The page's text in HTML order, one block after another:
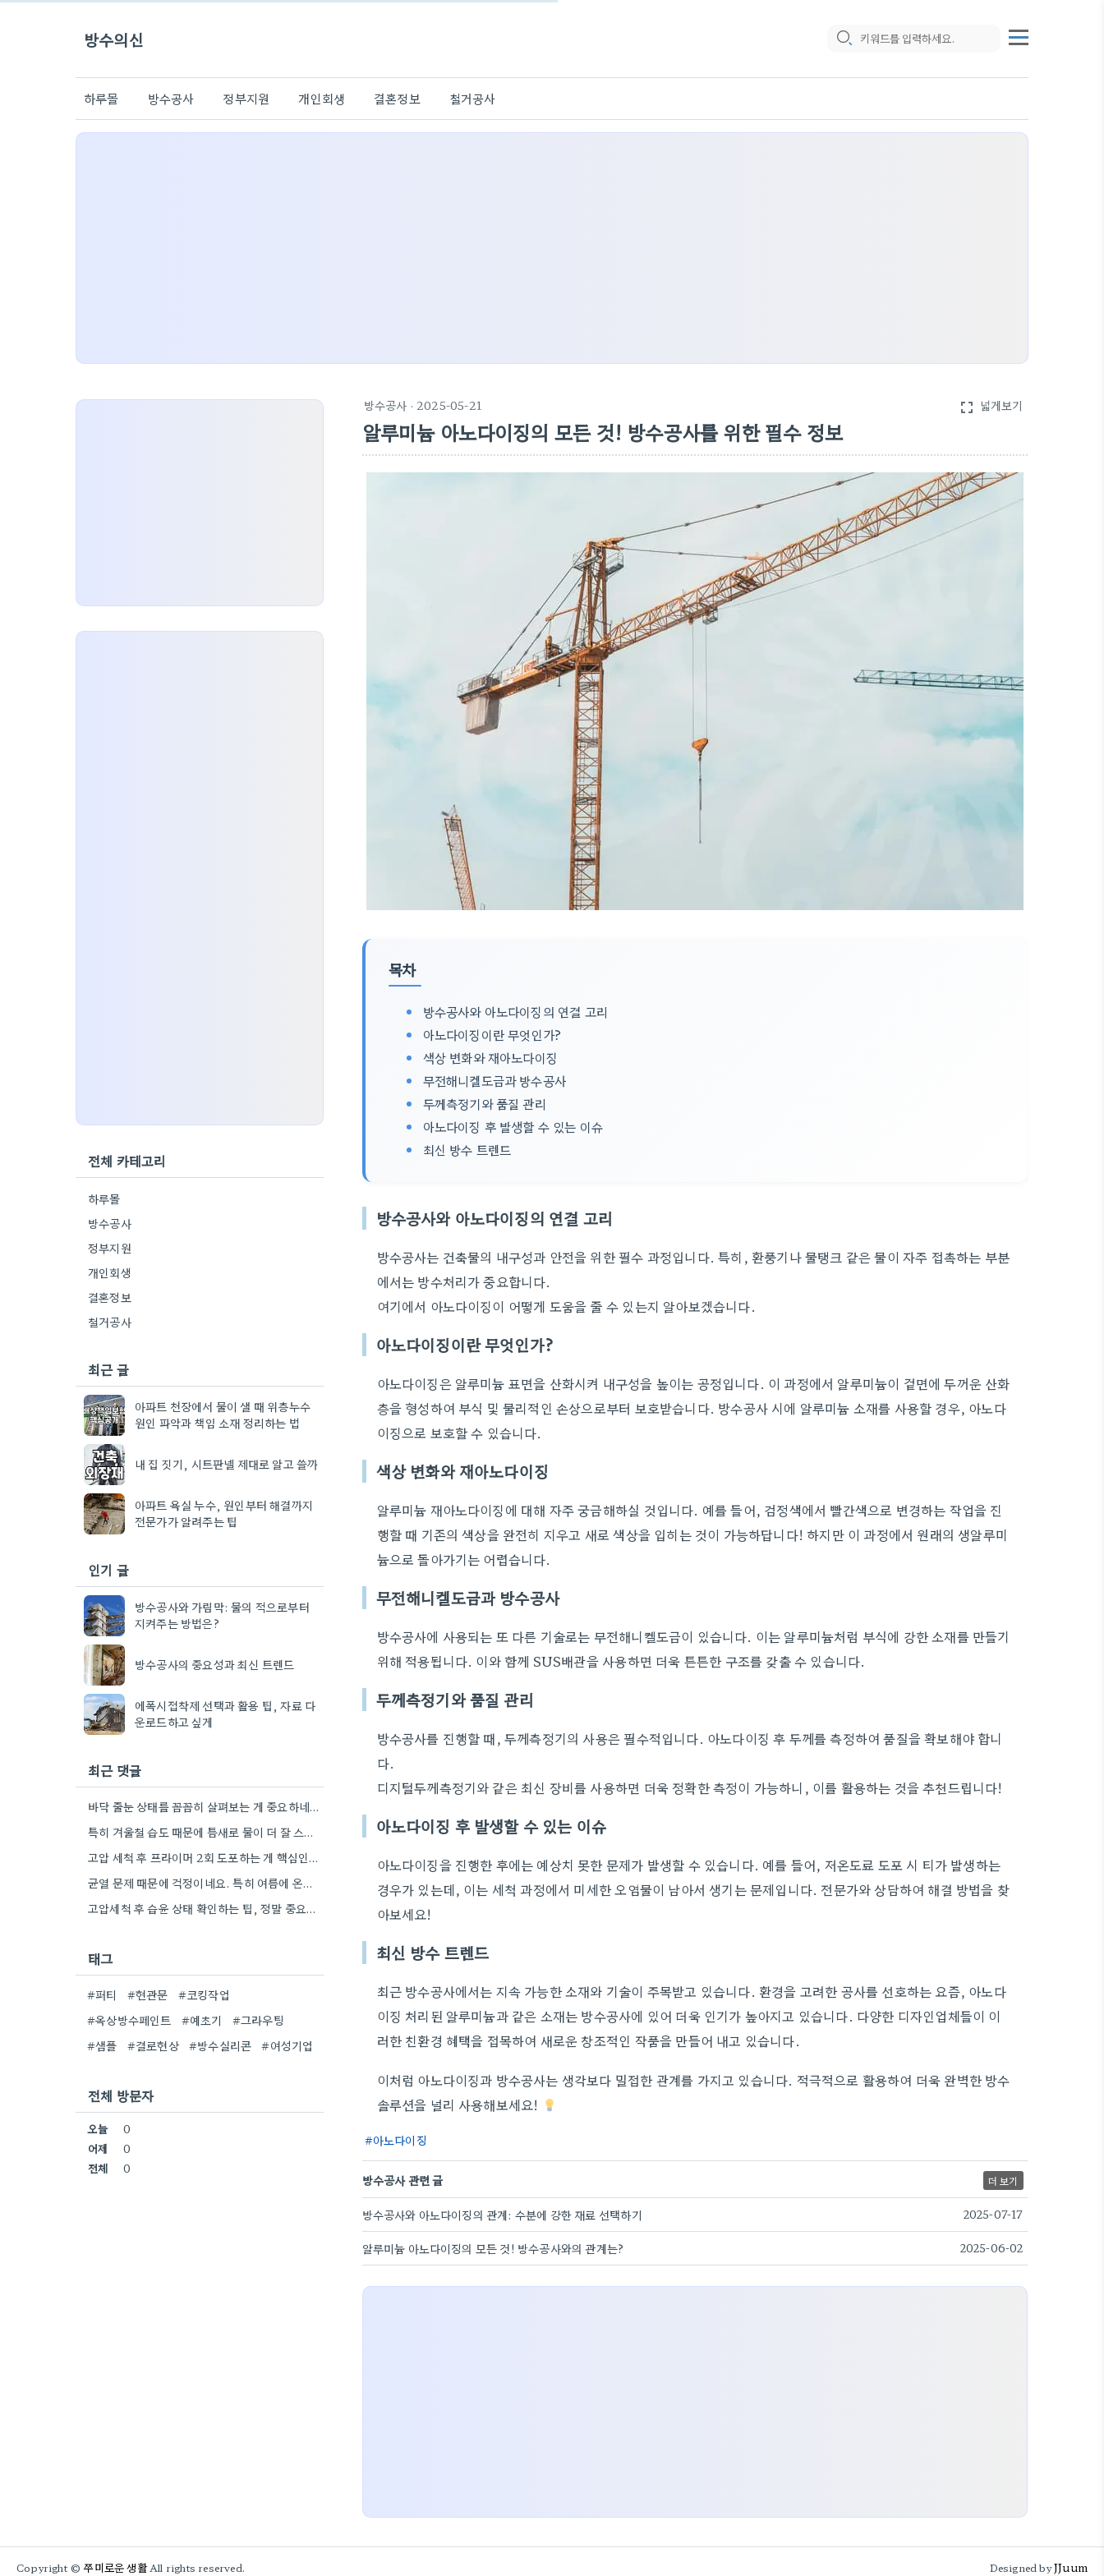
방수의신
하루몰 방수공사 정부지원 개인회생 결혼정보 철거공사
방수공사 · 2025-05-21 fullscreen 넓게보기
알루미늄 아노다이징의 모든 것! 방수공사를 위한 필수 정보
목차
방수공사와 아노다이징의 연결 고리
아노다이징이란 무엇인가?
색상 변화와 재아노다이징
무전해니켈도금과 방수공사
두께측정기와 품질 관리
아노다이징 후 발생할 수 있는 이슈
최신 방수 트렌드
방수공사와 아노다이징의 연결 고리
방수공사는 건축물의 내구성과 안전을 위한 필수 과정입니다. 특히, 환풍기나 물탱크 같은 물이 자주 접촉하는 부분
에서는 방수처리가 중요합니다.
여기에서 아노다이징이 어떻게 도움을 줄 수 있는지 알아보겠습니다.
아노다이징이란 무엇인가?
아노다이징은 알루미늄 표면을 산화시켜 내구성을 높이는 공정입니다. 이 과정에서 알루미늄이 겉면에 두꺼운 산화
층을 형성하여 부식 및 물리적인 손상으로부터 보호받습니다. 방수공사 시에 알루미늄 소재를 사용할 경우, 아노다
이징으로 보호할 수 있습니다.
색상 변화와 재아노다이징
알루미늄 재아노다이징에 대해 자주 궁금해하실 것입니다. 예를 들어, 검정색에서 빨간색으로 변경하는 작업을 진
행할 때 기존의 색상을 완전히 지우고 새로 색상을 입히는 것이 가능하답니다! 하지만 이 과정에서 원래의 생알루미
늄으로 돌아가기는 어렵습니다.
무전해니켈도금과 방수공사
방수공사에 사용되는 또 다른 기술로는 무전해니켈도금이 있습니다. 이는 알루미늄처럼 부식에 강한 소재를 만들기
위해 적용됩니다. 이와 함께 SUS배관을 사용하면 더욱 튼튼한 구조를 갖출 수 있습니다.
두께측정기와 품질 관리
방수공사를 진행할 때, 두께측정기의 사용은 필수적입니다. 아노다이징 후 두께를 측정하여 품질을 확보해야 합니
다.
디지털두께측정기와 같은 최신 장비를 사용하면 더욱 정확한 측정이 가능하니, 이를 활용하는 것을 추천드립니다!
아노다이징 후 발생할 수 있는 이슈
아노다이징을 진행한 후에는 예상치 못한 문제가 발생할 수 있습니다. 예를 들어, 저온도료 도포 시 티가 발생하는
경우가 있는데, 이는 세척 과정에서 미세한 오염물이 남아서 생기는 문제입니다. 전문가와 상담하여 해결 방법을 찾
아보세요!
최신 방수 트렌드
최근 방수공사에서는 지속 가능한 소재와 기술이 주목받고 있습니다. 환경을 고려한 공사를 선호하는 요즘, 아노다
이징 처리된 알루미늄과 같은 소재는 방수공사에 있어 더욱 인기가 높아지고 있습니다. 다양한 디자인업체들이 이
러한 친환경 혜택을 접목하여 새로운 창조적인 작품을 만들어 내고 있습니다.
이처럼 아노다이징과 방수공사는 생각보다 밀접한 관계를 가지고 있습니다. 적극적으로 활용하여 더욱 완벽한 방수
솔루션을 널리 사용해보세요!
아노다이징
방수공사 관련 글 더 보기
방수공사와 아노다이징의 관계: 수분에 강한 재료 선택하기 2025-07-17
알루미늄 아노다이징의 모든 것! 방수공사와의 관계는? 2025-06-02
전체 카테고리
하루몰
방수공사
정부지원
개인회생
결혼정보
철거공사
최근 글
아파트 천장에서 물이 샐 때 위층누수
원인 파악과 책임 소재 정리하는 법
내 집 짓기, 시트판넬 제대로 알고 쓸까
아파트 욕실 누수, 원인부터 해결까지
전문가가 알려주는 팁
인기 글
방수공사와 가림막: 물의 적으로부터
지켜주는 방법은?
방수공사의 중요성과 최신 트렌드
에폭시접착제 선택과 활용 팁, 자료 다
운로드하고 싶게
최근 댓글
바닥 줄눈 상태를 꼼꼼히 살펴보는 게 중요하네요. 오래된 아파트라면 줄눈부터 망가지기 쉬울 것 같아요.
특히 겨울철 습도 때문에 틈새로 물이 더 잘 스며드는 것 같아요. 오래된 건물일수록 이런 부분에…
고압 세척 후 프라이머 2회 도포하는 게 핵심인 것 같아요. 벽의 상태에 따라 흡수율이 달라지니까,…
균열 문제 때문에 걱정이네요. 특히 여름에 온도 변화가 심하면 더 흔할 텐데, 시공 전에 충분한…
고압세척 후 습윤 상태 확인하는 팁, 정말 중요하네요. 콘크리트 양생 기간도 꼼꼼히 확인해야 하는 것…
태그
#퍼티 #현관문
#코킹작업
#옥상방수페인트
#예초기
#그라우팅
#샘플
#결로현상 #방수실리콘 #여성기업
전체 방문자
오늘
0
어제
0
전체
0
Copyright ©쭈미로운 생활All rights reserved. Designed byJJuum